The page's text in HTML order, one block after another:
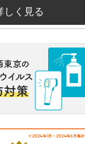
しく見る